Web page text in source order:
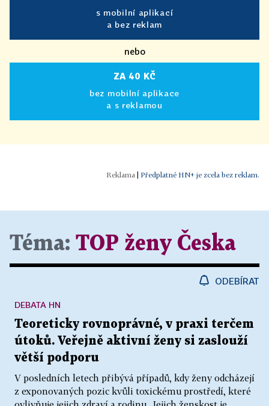
s mobilní aplikací
a bez reklam
nebo
ZA 40 KČ
bez mobilní aplikace
a s reklamou
| Předplatné HN+ je zcela bez reklam.
Téma: TOP ženy Česka
ODEBÍRAT
Teoreticky rovnoprávné, v praxi terčem
útoků. Veřejně aktivní ženy si zaslouží
větší podporu
V posledních letech přibývá případů, kdy ženy odcházejí
z exponovaných pozic kvůli toxickému prostředí, které
DEBATA HN